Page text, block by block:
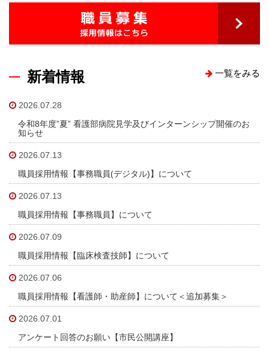
プライバシーポリシー
職員募集
ソーシャルメディア・ガイドライン
施設
総合案内
アクセス
院内案内図
新着情報 一覧をみる
2026.07.28
令和8年度”夏” 看護部病院見学及びインターンシップ開催のお
知らせ
2026.07.13
職員採用情報【事務職員(デジタル)】について
2026.07.13
職員採用情報【事務職員】について
2026.07.09
職員採用情報【臨床検査技師】について
2026.07.06
職員採用情報【看護師・助産師】について＜追加募集＞
2026.07.01
アンケート回答のお願い【市民公開講座】